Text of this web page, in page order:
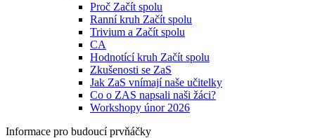
Proč Začít spolu
Ranní kruh Začít spolu
Trivium a Začít spolu
CA
Hodnotící kruh Začít spolu
Zkušenosti se ZaS
Jak ZaS vnímají naše učitelky
Co o ZAS napsali naši žáci?
Workshopy únor 2026
Informace pro budoucí prvňáčky